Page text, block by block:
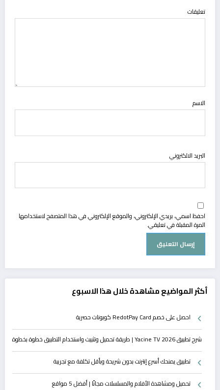
تعليقات
الاسم
البريد الالكتروني
احفظ اسمي، بريدي الإلكتروني، والموقع الإلكتروني في هذا المتصفح لاستخدامها
المرة المقبلة في تعليقي.
أكثر المواضيع مشاهدة خلال هذا الاسبوع
احصل على خصم RedotPay Card كوبونات حصرية
شرح تطبيق Yacine TV 2026 | طريقة تحميل وتثبيت واستخدام التطبيق خطوة بخطوة
تطبيق يمنحك أسرع إنترنت بدون شريحة وبأقل تكلفة مع تجريبة
تحميل ومشاهدة الأفلام والمسلسلات مجانًا | أفضل 5 مواقع